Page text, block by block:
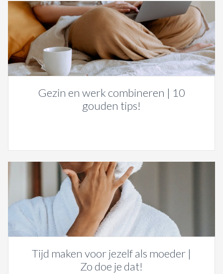
Gezin en werk combineren | 10
gouden tips!
Tijd maken voor jezelf als moeder |
Zo doe je dat!